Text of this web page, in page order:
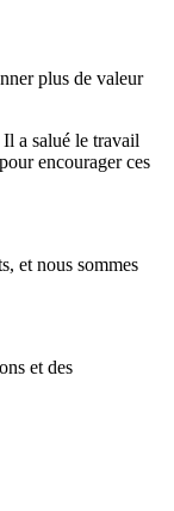
plus de valeur
a salué le travail
encourager ces
et nous sommes
et des